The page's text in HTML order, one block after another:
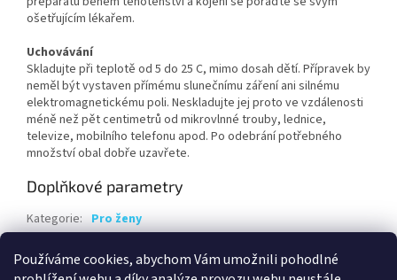
Používáme cookies, abychom Vám umožnili pohodlné
ošetřujícím lékařem.
Uchovávání
Skladujte při teplotě od 5 do 25 C, mimo dosah dětí. Přípravek by
neměl být vystaven přímému slunečnímu záření ani silnému
elektromagnetickému poli. Neskladujte jej proto ve vzdálenosti
méně než pět centimetrů od mikrovlnné trouby, lednice,
televize, mobilního telefonu apod. Po odebrání potřebného
množství obal dobře uzavřete.
Doplňkové parametry
Kategorie: Pro ženy
EAN: 8594041366352